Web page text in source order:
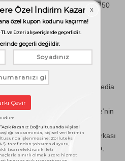
36 ülkede 110 mağaza ve 750
TAÇ ürünlerinin
uluslararası kurumlar
tanınmıştır.
Sağlığı Araştırmasına göre
sahip olan TAÇ, beğeni
sahiptir. 2017 yılında Media
Türkiye’nin en sevilen
ev tekstili kategorisinde Türkiye’nin
süper markalarının
TAÇ, Türkiye’nin Süper Markası
2022 araştırmasında,